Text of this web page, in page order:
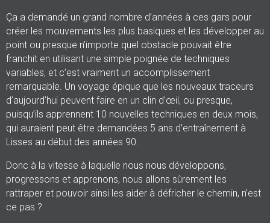
Ça a demandé un grand nombre d’années à ces gars pour
créer les mouvements les plus basiques et les développer au
point ou presque n’importe quel obstacle pouvait être
franchit en utilisant une simple poignée de techniques
variables, et c’est vraiment un accomplissement
remarquable. Un voyage épique que les nouveaux traceurs
d’aujourd’hui peuvent faire en un clin d’œil, ou presque,
puisqu’ils apprennent 10 nouvelles techniques en deux mois,
qui auraient peut être demandées 5 ans d’entraînement à
Lisses au début des années 90.
Donc à la vitesse à laquelle nous nous développons,
progressons et apprenons, nous allons sûrement les
rattraper et pouvoir ainsi les aider à défricher le chemin, n’est
ce pas ?